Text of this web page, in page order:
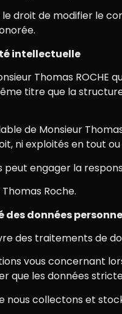
le droit de modifier
intellectuelle
Thomas
titre que la
de Monsieur
ni exploités en tout
engager la
Thomas Roche.
données
des traitements de
vous concernant
que les données
nous collectons et